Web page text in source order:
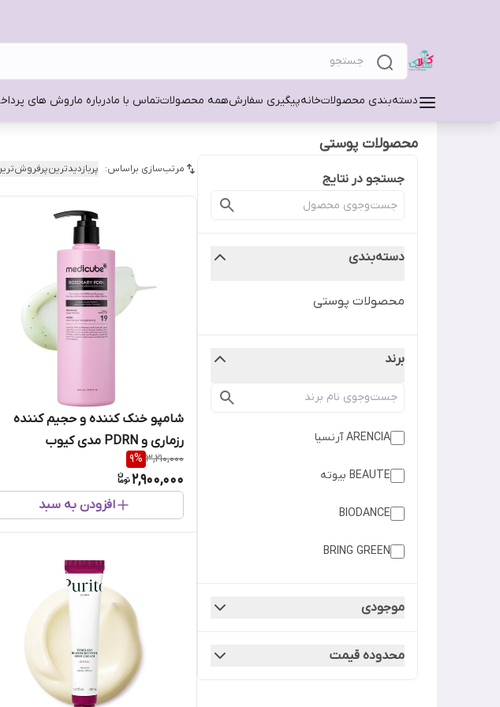
دسته‌بندی محصولاتخانهپیگیری سفارشهمه محصولاتتماس با مادرباره ماروش های
محصولات پوستی
جستجو در نتایج
دسته‌بندی
محصولات پوستی
برند
ARENCIA آرنسیا
BEAUTE بیوته
BIODANCE
BRING GREEN
d'alba د البا
موجودی
محدوده قیمت
مرتب‌سازی براساس: پربازدیدترین
شامپو خنک کننده و حجیم کننده
رزماری و PDRN مدی کیوب
3,210,000
9%
2,900,000
افزودن به سبد